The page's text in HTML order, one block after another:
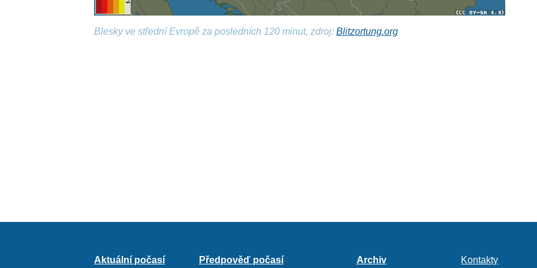
Blesky ve střední Evropě za posledních 120 minut, zdroj:Blitzortung.org
Aktuální počasí Předpověď počasí Archiv Kontakty